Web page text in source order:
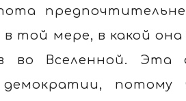
той мере, в какой
во Вселенной. Эта